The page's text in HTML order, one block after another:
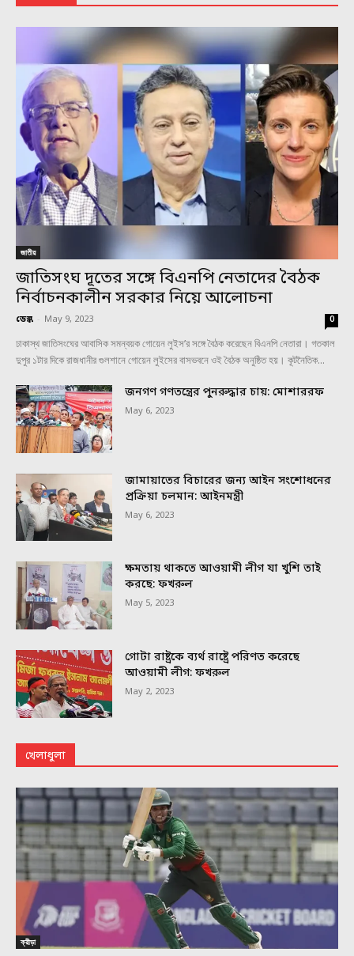
জাতীয়
জাতিসংঘ দূতের সঙ্গে বিএনপি নেতাদের বৈঠক
নির্বাচনকালীন সরকার নিয়ে আলোচনা
ডেস্ক - May 9, 2023 0
ঢাকাস্থ জাতিসংঘের আবাসিক সমন্বয়ক গোয়েন লুইস’র সঙ্গে বৈঠক করেছেন বিএনপি নেতারা। গতকাল
দুপুর ১টার দিকে রাজধানীর গুলশানে গোয়েন লুইসের বাসভবনে ওই বৈঠক অনুষ্ঠিত হয়। কূটনৈতিক...
জনগণ গণতন্ত্রের পুনরুদ্ধার চায়: মোশাররফ
May 6, 2023
জামায়াতের বিচারের জন্য আইন সংশোধনের
প্রক্রিয়া চলমান: আইনমন্ত্রী
May 6, 2023
ক্ষমতায় থাকতে আওয়ামী লীগ যা খুশি তাই
করছে: ফখরুল
May 5, 2023
গোটা রাষ্ট্রকে ব্যর্থ রাষ্ট্রে পরিণত করেছে
আওয়ামী লীগ: ফখরুল
May 2, 2023
খেলাধুলা
ক্রীড়া